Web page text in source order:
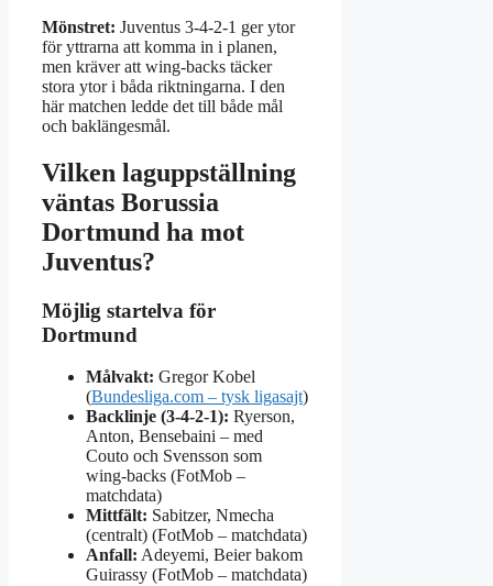
Mönstret: Juventus 3‑4‑2‑1 ger ytor
för yttrarna att komma in i planen,
men kräver att wing‑backs täcker
stora ytor i båda riktningarna. I den
här matchen ledde det till både mål
och baklängesmål.
Vilken laguppställning
väntas Borussia
Dortmund ha mot
Juventus?
Möjlig startelva för
Dortmund
Målvakt: Gregor Kobel
(Bundesliga.com – tysk ligasajt)
Backlinje (3‑4‑2‑1): Ryerson,
Anton, Bensebaini – med
Couto och Svensson som
wing‑backs (FotMob –
matchdata)
Mittfält: Sabitzer, Nmecha
(centralt) (FotMob – matchdata)
Anfall: Adeyemi, Beier bakom
Guirassy (FotMob – matchdata)